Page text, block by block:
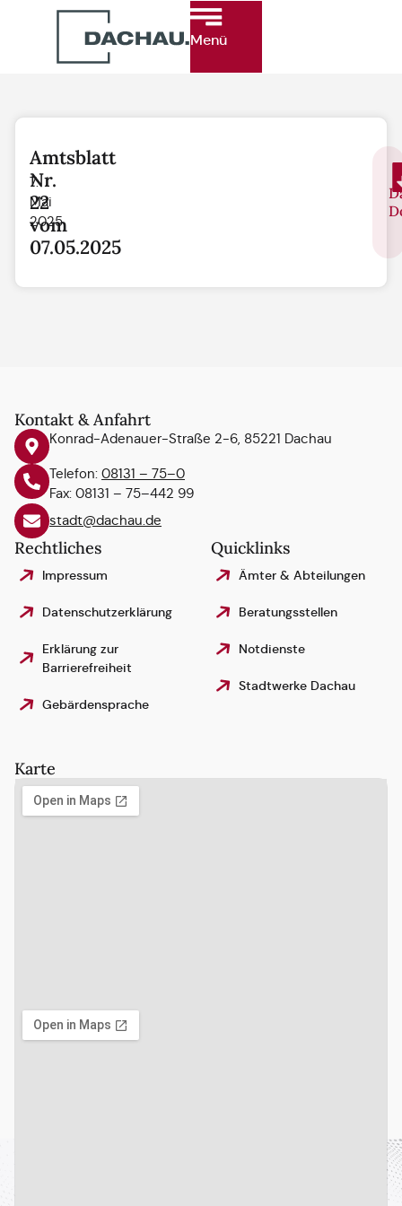
Menü
7.
Mai
2025
Amtsblatt
Nr.
22
vom
07.05.2025
Kontakt & Anfahrt
Konrad-Adenauer-Straße 2-6, 85221 Dachau
Telefon: 08131 – 75–0
Fax: 08131 – 75–442 99
stadt@dachau.de
Rechtliches
Impressum
Datenschutzerklärung
Erklärung zur
Barrierefreiheit
Gebärdensprache
Quicklinks
Ämter & Abteilungen
Beratungsstellen
Notdienste
Stadtwerke Dachau
Karte